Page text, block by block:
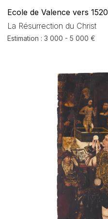
Ecole de Valence vers 1520
La Résurrection du Christ
Estimation : 3 000 - 5 000 €